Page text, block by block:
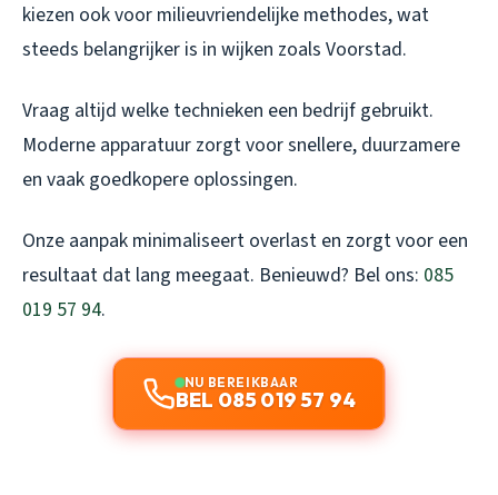
kiezen ook voor milieuvriendelijke methodes, wat
steeds belangrijker is in wijken zoals Voorstad.
Vraag altijd welke technieken een bedrijf gebruikt.
Moderne apparatuur zorgt voor snellere, duurzamere
en vaak goedkopere oplossingen.
Onze aanpak minimaliseert overlast en zorgt voor een
resultaat dat lang meegaat. Benieuwd? Bel ons: 085
019 57 94.
NU BEREIKBAAR
BEL 085 019 57 94